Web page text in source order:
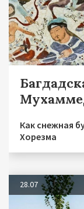
Как снежная
Хорезма
28.07